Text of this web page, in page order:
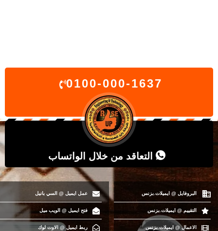
0100-000-1637
التعاقد من خلال الواتساب
البروفايل @ ايميلات.بزنس
التقييم @ ايميلات.بزنس
الاعمال @ ايميلات.بزنس
عمل ايميل @ السي بانيل
فتح ايميل @ الويب ميل
ربط ايميل @ الاوت لوك